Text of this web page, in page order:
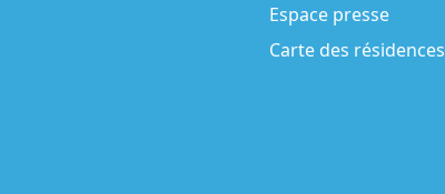
Espace presse
Carte des résidences